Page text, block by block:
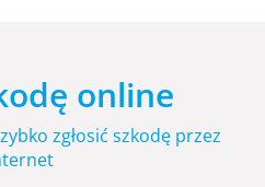
online
zgłosić szkodę przez